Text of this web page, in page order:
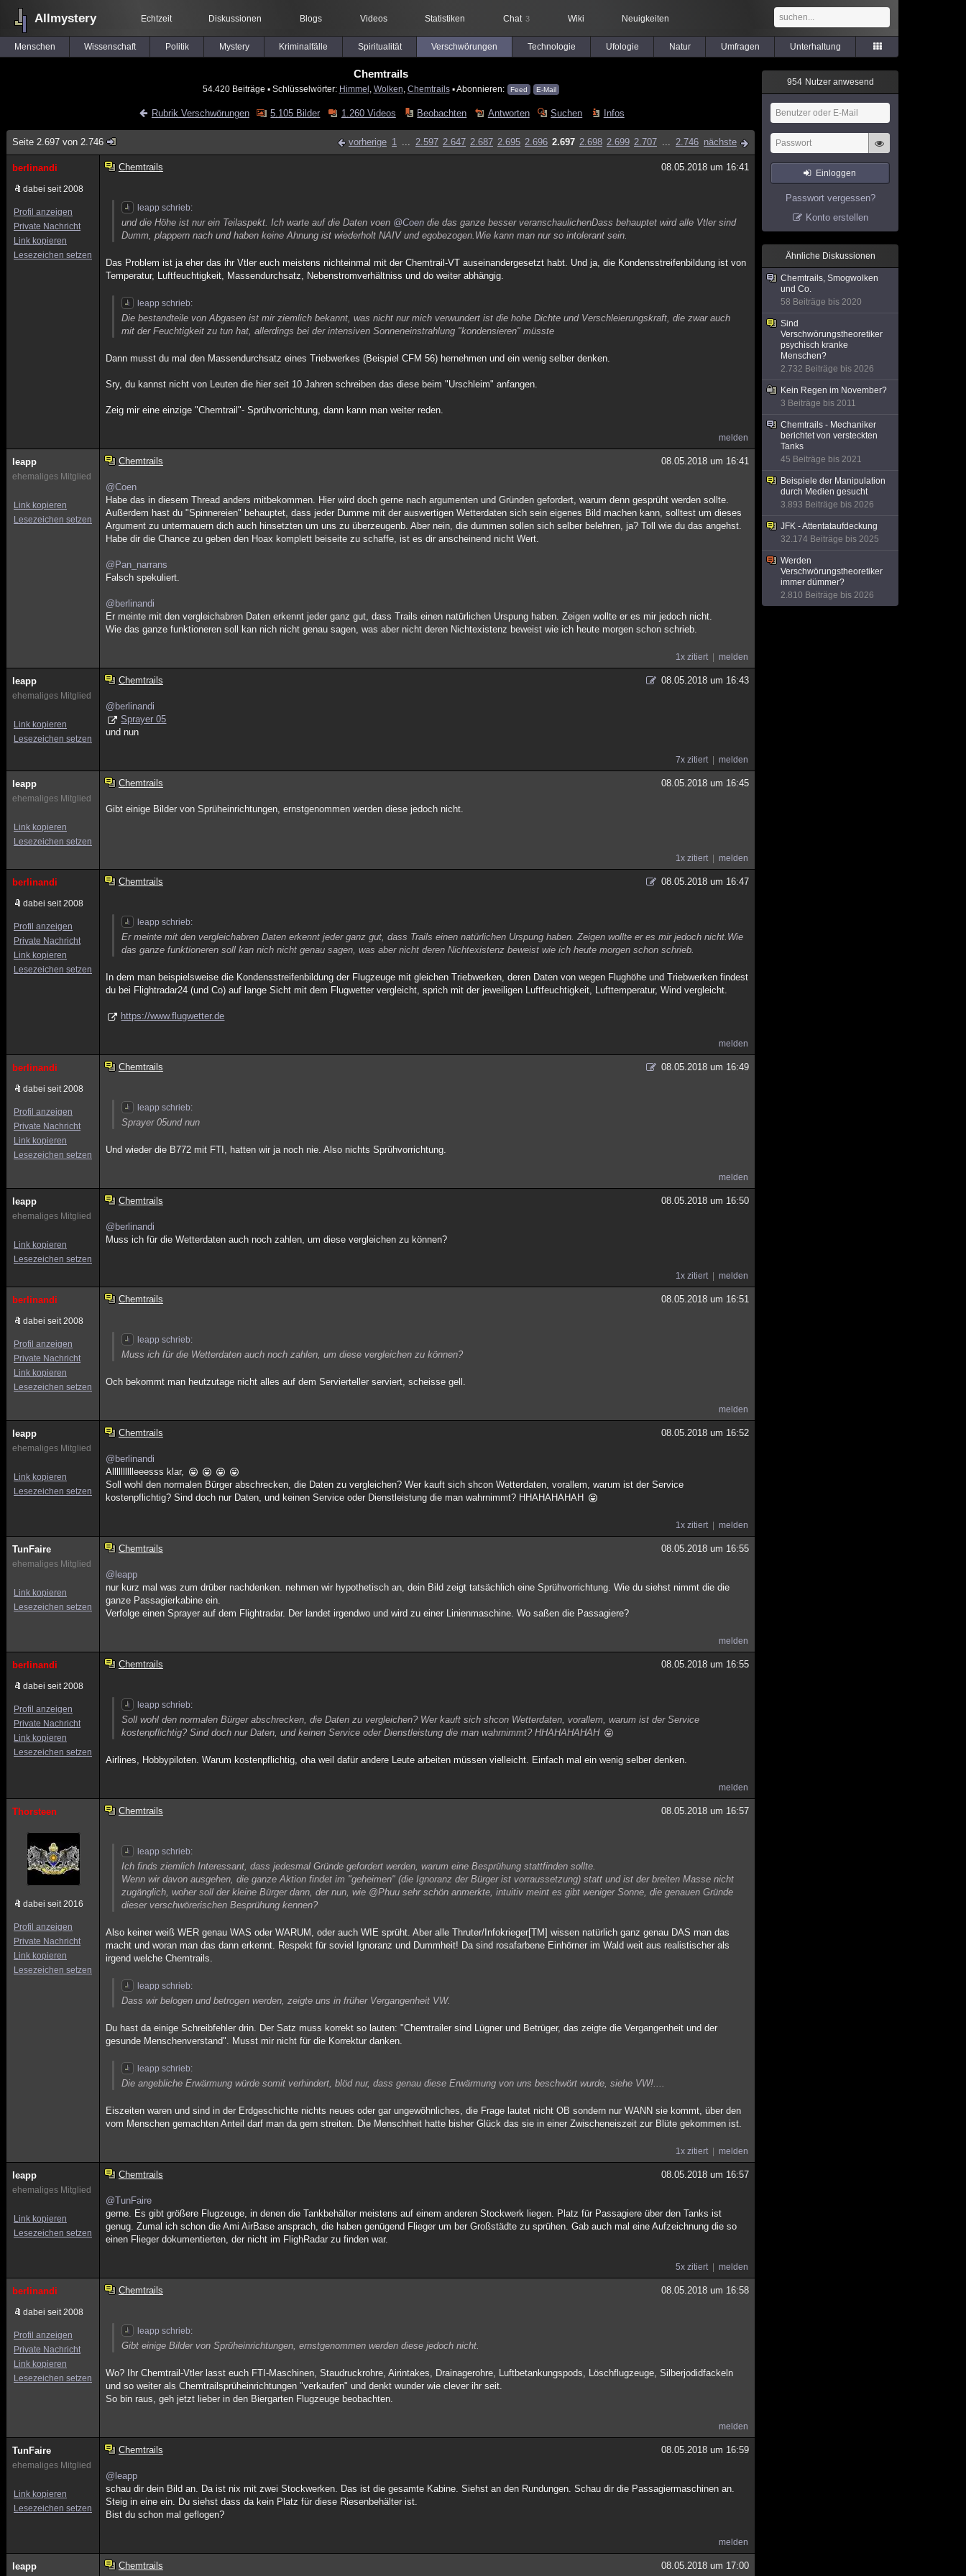
Allmystery Echtzeit Diskussionen Blogs Videos Statistiken Chat 3 Wiki Neuigkeiten
Menschen Wissenschaft Politik Mystery Kriminalfälle Spiritualität Verschwörungen Technologie Ufologie Natur Umfragen Unterhaltung
Chemtrails
54.420 Beiträge ▪ Schlüsselwörter: Himmel Wolken Chemtrails▪ Abonnieren: Feed E-Mail
Rubrik Verschwörungen 5.105 Bilder 1.260 Videos Beobachten Antworten Suchen Infos
Seite 2.697 von 2.746 vorherige 1 ... 2.597 2.647 2.687 2.695 2.696 2.697 2.698 2.699 2.707 ... 2.746 nächste
berlinandi
dabei seit 2008
Profil anzeigen
Private Nachricht
Link kopieren
Lesezeichen setzen
Chemtrails 08.05.2018 um 16:41
leapp schrieb:
und die Höhe ist nur ein Teilaspekt. Ich warte auf die Daten voen @Coen die das ganze besser veranschaulichenDass behauptet wird alle Vtler sind
Dumm, plappern nach und haben keine Ahnung ist wiederholt NAIV und egobezogen.Wie kann man nur so intolerant sein.
Das Problem ist ja eher das ihr Vtler euch meistens nichteinmal mit der Chemtrail-VT auseinandergesetzt habt. Und ja, die Kondensstreifenbildung ist von
Temperatur, Luftfeuchtigkeit, Massendurchsatz, Nebenstromverhältniss und do weiter abhängig.
leapp schrieb:
Die bestandteile von Abgasen ist mir ziemlich bekannt, was nicht nur mich verwundert ist die hohe Dichte und Verschleierungskraft, die zwar auch
mit der Feuchtigkeit zu tun hat, allerdings bei der intensiven Sonneneinstrahlung "kondensieren" müsste
Dann musst du mal den Massendurchsatz eines Triebwerkes (Beispiel CFM 56) hernehmen und ein wenig selber denken.
Sry, du kannst nicht von Leuten die hier seit 10 Jahren schreiben das diese beim "Urschleim" anfangen.
Zeig mir eine einzige "Chemtrail"- Sprühvorrichtung, dann kann man weiter reden.
melden
leapp
ehemaliges Mitglied
Link kopieren
Lesezeichen setzen
Chemtrails 08.05.2018 um 16:41
@Coen
Habe das in diesem Thread anders mitbekommen. Hier wird doch gerne nach argumenten und Gründen gefordert, warum denn gesprüht werden sollte.
Außerdem hast du "Spinnereien" behauptet, dass jeder Dumme mit der auswertigen Wetterdaten sich sein eigenes Bild machen kann, solltest um dieses
Argument zu untermauern dich auch hinsetzten um uns zu überzeugenb. Aber nein, die dummen sollen sich selber belehren, ja? Toll wie du das angehst.
Habe dir die Chance zu geben den Hoax komplett beiseite zu schaffe, ist es dir anscheinend nicht Wert.
@Pan_narrans
Falsch spekuliert.
@berlinandi
Er meinte mit den vergleichabren Daten erkennt jeder ganz gut, dass Trails einen natürlichen Urspung haben. Zeigen wollte er es mir jedoch nicht.
Wie das ganze funktioneren soll kan nich nicht genau sagen, was aber nicht deren Nichtexistenz beweist wie ich heute morgen schon schrieb.
1x zitiert melden
leapp
ehemaliges Mitglied
Link kopieren
Lesezeichen setzen
Chemtrails 08.05.2018 um 16:43
@berlinandi
Sprayer 05
und nun
7x zitiert melden
leapp
ehemaliges Mitglied
Link kopieren
Lesezeichen setzen
Chemtrails 08.05.2018 um 16:45
Gibt einige Bilder von Sprüheinrichtungen, ernstgenommen werden diese jedoch nicht.
1x zitiert melden
berlinandi
dabei seit 2008
Profil anzeigen
Private Nachricht
Link kopieren
Lesezeichen setzen
Chemtrails 08.05.2018 um 16:47
leapp schrieb:
Er meinte mit den vergleichabren Daten erkennt jeder ganz gut, dass Trails einen natürlichen Urspung haben. Zeigen wollte er es mir jedoch nicht.Wie
das ganze funktioneren soll kan nich nicht genau sagen, was aber nicht deren Nichtexistenz beweist wie ich heute morgen schon schrieb.
In dem man beispielsweise die Kondensstreifenbildung der Flugzeuge mit gleichen Triebwerken, deren Daten von wegen Flughöhe und Triebwerken findest
du bei Flightradar24 (und Co) auf lange Sicht mit dem Flugwetter vergleicht, sprich mit der jeweiligen Luftfeuchtigkeit, Lufttemperatur, Wind vergleicht.
https://www.flugwetter.de
melden
berlinandi
dabei seit 2008
Profil anzeigen
Private Nachricht
Link kopieren
Lesezeichen setzen
Chemtrails 08.05.2018 um 16:49
leapp schrieb:
Sprayer 05und nun
Und wieder die B772 mit FTI, hatten wir ja noch nie. Also nichts Sprühvorrichtung.
melden
leapp
ehemaliges Mitglied
Link kopieren
Lesezeichen setzen
Chemtrails 08.05.2018 um 16:50
@berlinandi
Muss ich für die Wetterdaten auch noch zahlen, um diese vergleichen zu können?
1x zitiert melden
berlinandi
dabei seit 2008
Profil anzeigen
Private Nachricht
Link kopieren
Lesezeichen setzen
Chemtrails 08.05.2018 um 16:51
leapp schrieb:
Muss ich für die Wetterdaten auch noch zahlen, um diese vergleichen zu können?
Och bekommt man heutzutage nicht alles auf dem Servierteller serviert, scheisse gell.
melden
leapp
ehemaliges Mitglied
Link kopieren
Lesezeichen setzen
Chemtrails 08.05.2018 um 16:52
@berlinandi
Alllllllllleeesss klar,
Soll wohl den normalen Bürger abschrecken, die Daten zu vergleichen? Wer kauft sich shcon Wetterdaten, vorallem, warum ist der Service
kostenpflichtig? Sind doch nur Daten, und keinen Service oder Dienstleistung die man wahrnimmt? HHAHAHAHAH
1x zitiert melden
TunFaire
ehemaliges Mitglied
Link kopieren
Lesezeichen setzen
Chemtrails 08.05.2018 um 16:55
@leapp
nur kurz mal was zum drüber nachdenken. nehmen wir hypothetisch an, dein Bild zeigt tatsächlich eine Sprühvorrichtung. Wie du siehst nimmt die die
ganze Passagierkabine ein.
Verfolge einen Sprayer auf dem Flightradar. Der landet irgendwo und wird zu einer Linienmaschine. Wo saßen die Passagiere?
melden
berlinandi
dabei seit 2008
Profil anzeigen
Private Nachricht
Link kopieren
Lesezeichen setzen
Chemtrails 08.05.2018 um 16:55
leapp schrieb:
Soll wohl den normalen Bürger abschrecken, die Daten zu vergleichen? Wer kauft sich shcon Wetterdaten, vorallem, warum ist der Service
kostenpflichtig? Sind doch nur Daten, und keinen Service oder Dienstleistung die man wahrnimmt? HHAHAHAHAH
Airlines, Hobbypiloten. Warum kostenpflichtig, oha weil dafür andere Leute arbeiten müssen vielleicht. Einfach mal ein wenig selber denken.
melden
Thorsteen
dabei seit 2016
Profil anzeigen
Private Nachricht
Link kopieren
Lesezeichen setzen
Chemtrails 08.05.2018 um 16:57
leapp schrieb:
Ich finds ziemlich Interessant, dass jedesmal Gründe gefordert werden, warum eine Besprühung stattfinden sollte.
Wenn wir davon ausgehen, die ganze Aktion findet im "geheimen" (die Ignoranz der Bürger ist vorraussetzung) statt und ist der breiten Masse nicht
zugänglich, woher soll der kleine Bürger dann, der nun, wie @Phuu sehr schön anmerkte, intuitiv meint es gibt weniger Sonne, die genauen Gründe
dieser verschwörerischen Besprühung kennen?
Also keiner weiß WER genau WAS oder WARUM, oder auch WIE sprüht. Aber alle Thruter/Infokrieger[TM] wissen natürlich ganz genau DAS man das
macht und woran man das dann erkennt. Respekt für soviel Ignoranz und Dummheit! Da sind rosafarbene Einhörner im Wald weit aus realistischer als
irgend welche Chemtrails.
leapp schrieb:
Dass wir belogen und betrogen werden, zeigte uns in früher Vergangenheit VW.
Du hast da einige Schreibfehler drin. Der Satz muss korrekt so lauten: "Chemtrailer sind Lügner und Betrüger, das zeigte die Vergangenheit und der
gesunde Menschenverstand". Musst mir nicht für die Korrektur danken.
leapp schrieb:
Die angebliche Erwärmung würde somit verhindert, blöd nur, dass genau diese Erwärmung von uns beschwört wurde, siehe VW!....
Eiszeiten waren und sind in der Erdgeschichte nichts neues oder gar ungewöhnliches, die Frage lautet nicht OB sondern nur WANN sie kommt, über den
vom Menschen gemachten Anteil darf man da gern streiten. Die Menschheit hatte bisher Glück das sie in einer Zwischeneiszeit zur Blüte gekommen ist.
1x zitiert melden
leapp
ehemaliges Mitglied
Link kopieren
Lesezeichen setzen
Chemtrails 08.05.2018 um 16:57
@TunFaire
gerne. Es gibt größere Flugzeuge, in denen die Tankbehälter meistens auf einem anderen Stockwerk liegen. Platz für Passagiere über den Tanks ist
genug. Zumal ich schon die Ami AirBase ansprach, die haben genügend Flieger um ber Großstädte zu sprühen. Gab auch mal eine Aufzeichnung die so
einen Flieger dokumentierten, der nicht im FlighRadar zu finden war.
5x zitiert melden
berlinandi
dabei seit 2008
Profil anzeigen
Private Nachricht
Link kopieren
Lesezeichen setzen
Chemtrails 08.05.2018 um 16:58
leapp schrieb:
Gibt einige Bilder von Sprüheinrichtungen, ernstgenommen werden diese jedoch nicht.
Wo? Ihr Chemtrail-Vtler lasst euch FTI-Maschinen, Staudruckrohre, Airintakes, Drainagerohre, Luftbetankungspods, Löschflugzeuge, Silberjodidfackeln
und so weiter als Chemtrailsprüheinrichtungen "verkaufen" und denkt wunder wie clever ihr seit.
So bin raus, geh jetzt lieber in den Biergarten Flugzeuge beobachten.
melden
TunFaire
ehemaliges Mitglied
Link kopieren
Lesezeichen setzen
Chemtrails 08.05.2018 um 16:59
@leapp
schau dir dein Bild an. Da ist nix mit zwei Stockwerken. Das ist die gesamte Kabine. Siehst an den Rundungen. Schau dir die Passagiermaschinen an.
Steig in eine ein. Du siehst dass da kein Platz für diese Riesenbehälter ist.
Bist du schon mal geflogen?
melden
leapp Chemtrails 08.05.2018 um 17:00
954 Nutzer anwesend
Einloggen
Passwort vergessen?
Konto erstellen
Ähnliche Diskussionen
Chemtrails, Smogwolken
und Co.
58 Beiträge bis 2020
Sind
Verschwörungstheoretiker
psychisch kranke
Menschen?
2.732 Beiträge bis 2026
Kein Regen im November?
3 Beiträge bis 2011
Chemtrails - Mechaniker
berichtet von versteckten
Tanks
45 Beiträge bis 2021
Beispiele der Manipulation
durch Medien gesucht
3.893 Beiträge bis 2026
JFK - Attentataufdeckung
32.174 Beiträge bis 2025
Werden
Verschwörungstheoretiker
immer dümmer?
2.810 Beiträge bis 2026